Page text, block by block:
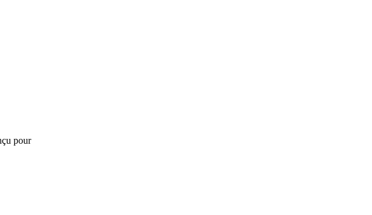
pour